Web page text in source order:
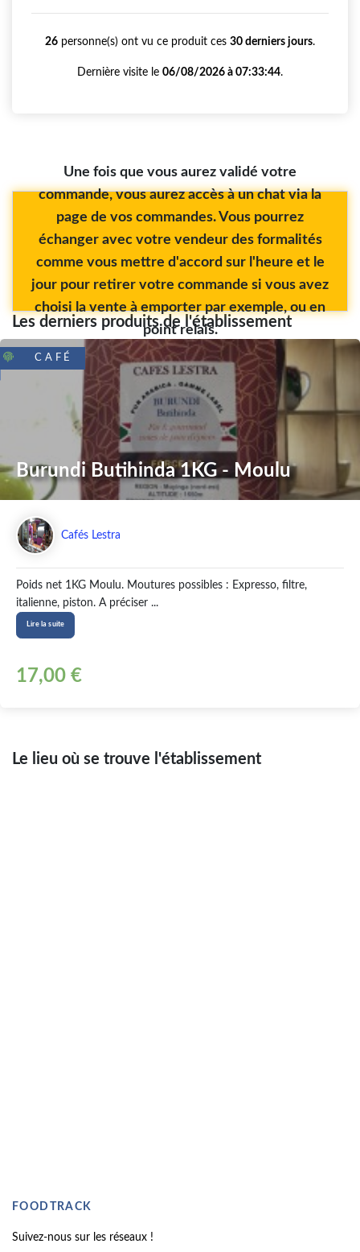
26 personne(s) ont vu ce produit ces 30 derniers jours.
Dernière visite le 06/08/2026 à 07:33:44.
Une fois que vous aurez validé votre
commande, vous aurez accès à un chat via la
page de vos commandes. Vous pourrez
échanger avec votre vendeur des formalités
comme vous mettre d'accord sur l'heure et le
jour pour retirer votre commande si vous avez
choisi la vente à emporter par exemple, ou en
point relais.
Les derniers produits de l'établissement
CAFÉ
Burundi Butihinda 1KG - Moulu
Cafés Lestra
Poids net 1KG Moulu. Moutures possibles : Expresso, filtre,
italienne, piston. A préciser ...
Lire la suite
17,00 €
Le lieu où se trouve l'établissement
FOODTRACK
Suivez-nous sur les réseaux !